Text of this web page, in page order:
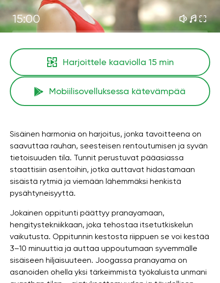
15:00
Harjoittele kaaviolla 15 min
Mobiilisovelluksessa kätevämpää
Sisäinen harmonia on harjoitus, jonka tavoitteena on
saavuttaa rauhan, seesteisen rentoutumisen ja syvän
tietoisuuden tila. Tunnit perustuvat pääasiassa
staattisiin asentoihin, jotka auttavat hidastamaan
sisäistä rytmiä ja viemään lähemmäksi henkistä
pysähtyneisyyttä.
Jokainen oppitunti päättyy pranayamaan,
hengitystekniikkaan, joka tehostaa itsetutkiskelun
vaikutusta. Oppitunnin kestosta riippuen se voi kestää
3–10 minuuttia ja auttaa uppoutumaan syvemmälle
sisäiseen hiljaisuuteen. Joogassa pranayama on
asanoiden ohella yksi tärkeimmistä työkaluista unmani